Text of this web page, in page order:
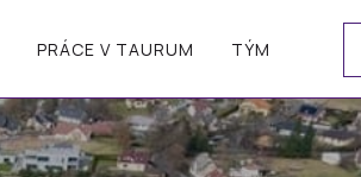
PRÁCE V TAURUM TÝM